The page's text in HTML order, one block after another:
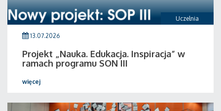
Uczelnia
13.07.2026
Projekt „Nauka. Edukacja. Inspiracja” w
ramach programu SON III
więcej